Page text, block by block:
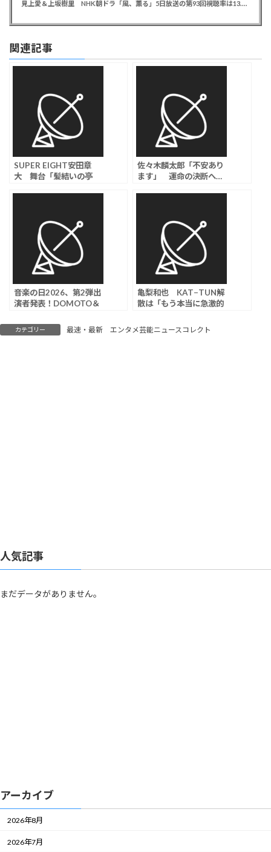
見上愛＆上坂樹里 NHK朝ドラ「風、薫る」5日放送の第93回視聴率は13.5％
関連記事
SUPER EIGHT安田章
大 舞台「髪結いの亭
佐々木麟太郎「不安あり
ます」 運命の決断へ…
音楽の日2026、第2弾出
演者発表！DOMOTO＆
亀梨和也 KAT−TUN解
散は「もう本当に急激的
だったら解散っていうラ
イブがあって終われた方
カテゴリー 最速・最新 エンタメ芸能ニュースコレクト
人気記事
まだデータがありません。
アーカイブ
2026年8月
2026年7月